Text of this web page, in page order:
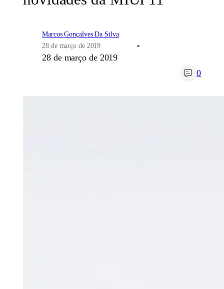
Marcos Gonçalves Da Silva
28 de março de 2019
28 de março de 2019
0